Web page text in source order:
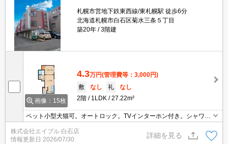
札幌市営地下鉄東西線/東札幌駅 徒歩6分
北海道札幌市白石区菊水三条５丁目
築20年
3階建
画像：15枚
4.3万円(管理費等：3,000円)
敷
なし 礼
なし
2階
1LDK 27.22m²
ペット小型犬猫可。オートロック。TVインターホン付き。シャワー
付独立洗面台。温水洗浄便座付き。トランクルームあり。シューズ
ボックス付き。初期費用クレジット払い可能。仲介手数料家賃の0.5
5ヵ月分。
株式会社エイブル 白石店
情報更新日 2026/07/30
詳細を見る